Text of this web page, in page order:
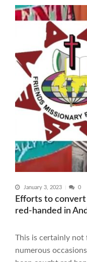
January 3, 2023 0
Efforts to
red-handed in
This is certainly
numerous